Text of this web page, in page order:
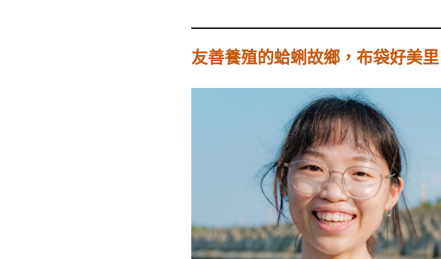
友善養殖的蛤蜊故鄉，布袋好美里